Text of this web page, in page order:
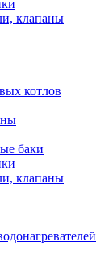
клапаны
котлов
баки
клапаны